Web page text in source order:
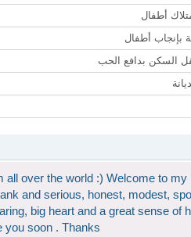
أطفال
بإنجاب أطفال
السكن بدافع الحب
over the world :) Welcome to
and serious, honest, modest,
big heart and a great sense
you soon . Thanks